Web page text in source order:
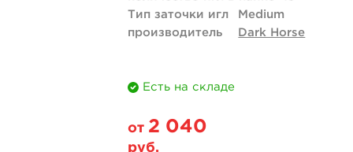
Тип заточки игл
Medium
производитель
Dark Horse
Есть на складе
от 2 040
руб.